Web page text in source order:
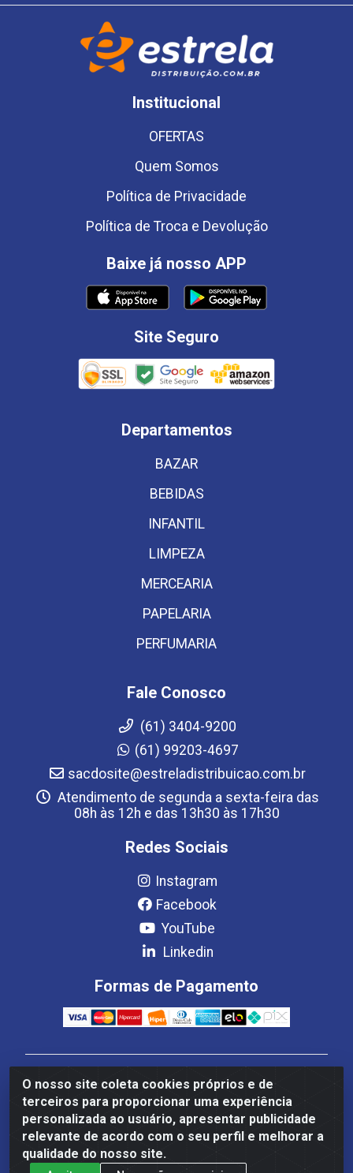
O nosso site coleta cookies próprios e de
terceiros para proporcionar uma experiência
personalizada ao usuário, apresentar publicidade
relevante de acordo com o seu perfil e melhorar a
qualidade do nosso site.
Institucional
OFERTAS
Quem Somos
Política de Privacidade
Política de Troca e Devolução
Baixe já nosso APP
Site Seguro
Departamentos
BAZAR
BEBIDAS
INFANTIL
LIMPEZA
MERCEARIA
PAPELARIA
PERFUMARIA
Fale Conosco
(61) 3404-9200
(61) 99203-4697
sacdosite@estreladistribuicao.com.br
Atendimento de segunda a sexta-feira das
08h às 12h e das 13h30 às 17h30
Redes Sociais
Instagram
Facebook
YouTube
Linkedin
Formas de Pagamento
Estrela Distribuição LTDA - CNPJ 08.691.096/0001-93 -
Setor Setor de Industria Qi 22 Lt 7, 9, 11, 13, 14 Ao 32,
S/NC - Setor Industrial Ceilândia, Brasília/DF - CEP
72265-220